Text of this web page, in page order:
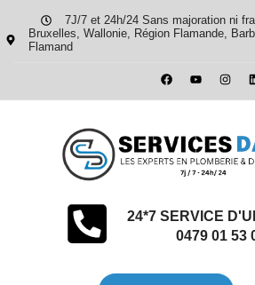
7J/7 et 24h/24 Sans majoration ni
Bruxelles, Wallonie, Région Flamande,
Flamand
24*7 SERVICE
0479 01 53